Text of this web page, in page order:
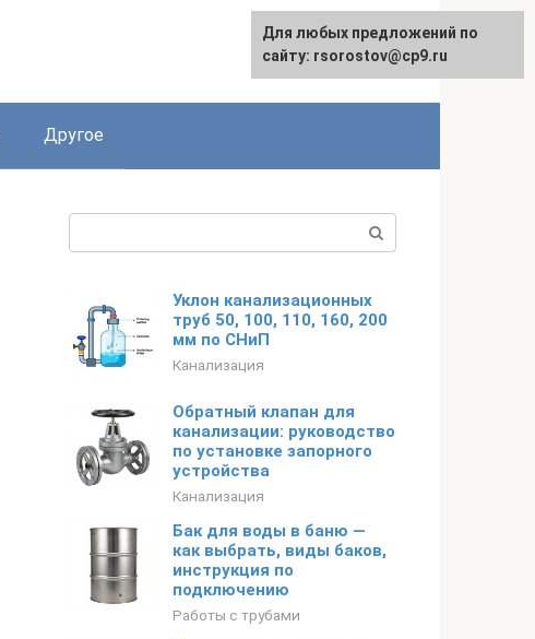
English
Другое
Уклон канализационных
труб 50, 100, 110, 160, 200
мм по СНиП
Канализация
Обратный клапан для
канализации: руководство
по установке запорного
устройства
Канализация
Бак для воды в баню —
как выбрать, виды баков,
инструкция по
подключению
Работы с трубами
Для любых предложений по
сайту: rsorostov@cp9.ru